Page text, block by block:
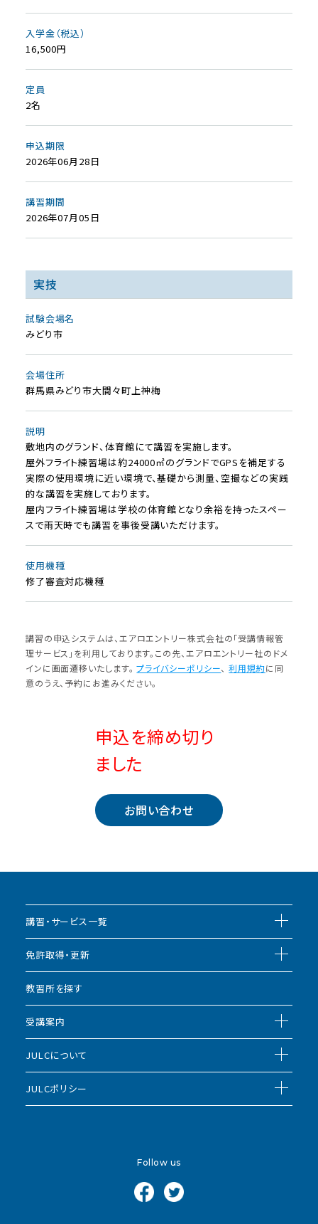
入学金（税込）
16,500円
定員
2名
申込期限
2026年06月28日
講習期間
2026年07月05日
実技
試験会場名
みどり市
会場住所
群馬県みどり市大間々町上神梅
説明
敷地内のグランド、体育館にて講習を実施します。
屋外フライト練習場は約24000㎡のグランドでGPSを補足する
実際の使用環境に近い環境で、基礎から測量、空撮などの実践
的な講習を実施しております。
屋内フライト練習場は学校の体育館となり余裕を持ったスペー
スで雨天時でも講習を事後受講いただけます。
使⽤機種
修了審査対応機種
講習の申込システムは、エアロエントリー株式会社の「受講情報管
理サービス」を利⽤しております。この先、エアロエントリー社のドメ
インに画⾯遷移いたします。 プライバシーポリシー、利⽤規約に同
意のうえ、予約にお進みください。
申込を締め切り
ました
お問い合わせ
講習・サービス一覧
免許取得・更新
教習所を探す
受講案内
JULCについて
JULCポリシー
Follow us